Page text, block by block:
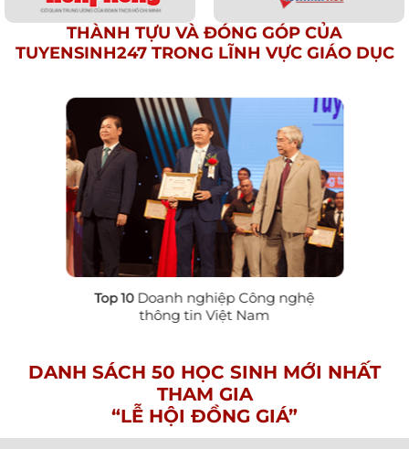
THÀNH TỰU VÀ ĐÓNG GÓP CỦA
TUYENSINH247 TRONG LĨNH VỰC GIÁO DỤC
Top 10Doanh nghiệp Công nghệ
thông tin Việt Nam
DANH SÁCH 50 HỌC SINH MỚI NHẤT
THAM GIA
“LỄ HỘI ĐỒNG GIÁ”